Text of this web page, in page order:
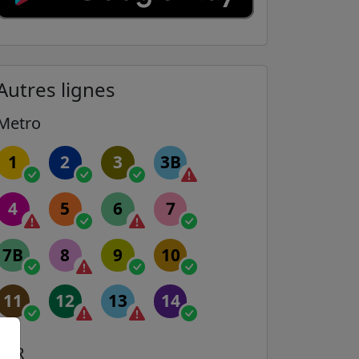
lignes
1 2 3 3B
4 5 6 7
7B 8 9 10
11 12 13 14
RER